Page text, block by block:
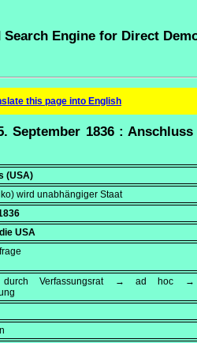
Search Engine for Direct
this page into English
September 1836 :
(USA)
wird unabhängiger Staat
USA
Verfassungsrat → ad hoc →